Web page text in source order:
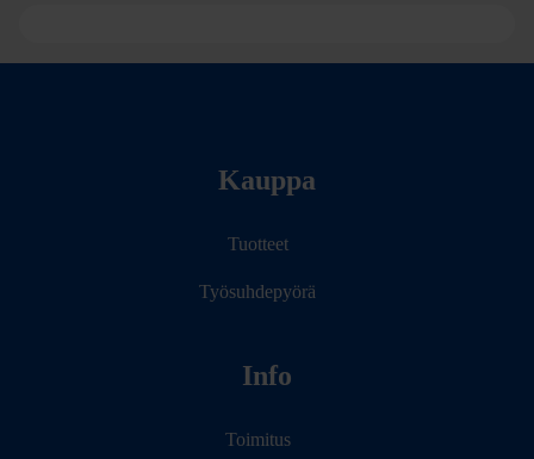
Kauppa
Tuotteet
Työsuhdepyörä
Info
Toimitus